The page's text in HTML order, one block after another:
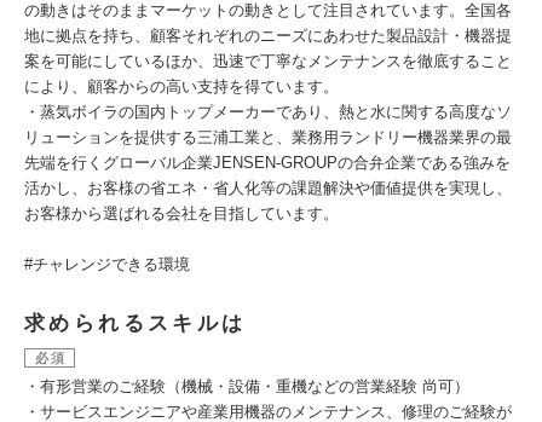
の動きはそのままマーケットの動きとして注目されています。全国各
地に拠点を持ち、顧客それぞれのニーズにあわせた製品設計・機器提
案を可能にしているほか、迅速で丁寧なメンテナンスを徹底すること
により、顧客からの高い支持を得ています。
・蒸気ボイラの国内トップメーカーであり、熱と水に関する高度なソ
リューションを提供する三浦工業と、業務用ランドリー機器業界の最
先端を行くグローバル企業JENSEN-GROUPの合弁企業である強みを
活かし、お客様の省エネ・省人化等の課題解決や価値提供を実現し、
お客様から選ばれる会社を目指しています。
#チャレンジできる環境
求められるスキルは
必須
・有形営業のご経験（機械・設備・重機などの営業経験 尚可）
・サービスエンジニアや産業用機器のメンテナンス、修理のご経験が